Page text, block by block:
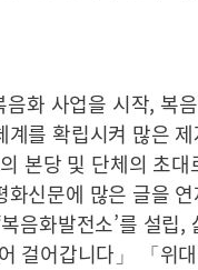
화 사업을 시작, 복
를 확립시켜 많은
본당 및 단체의 초
신문에 많은 글을
음화발전소’를 설립,
걸어갑니다」 「위